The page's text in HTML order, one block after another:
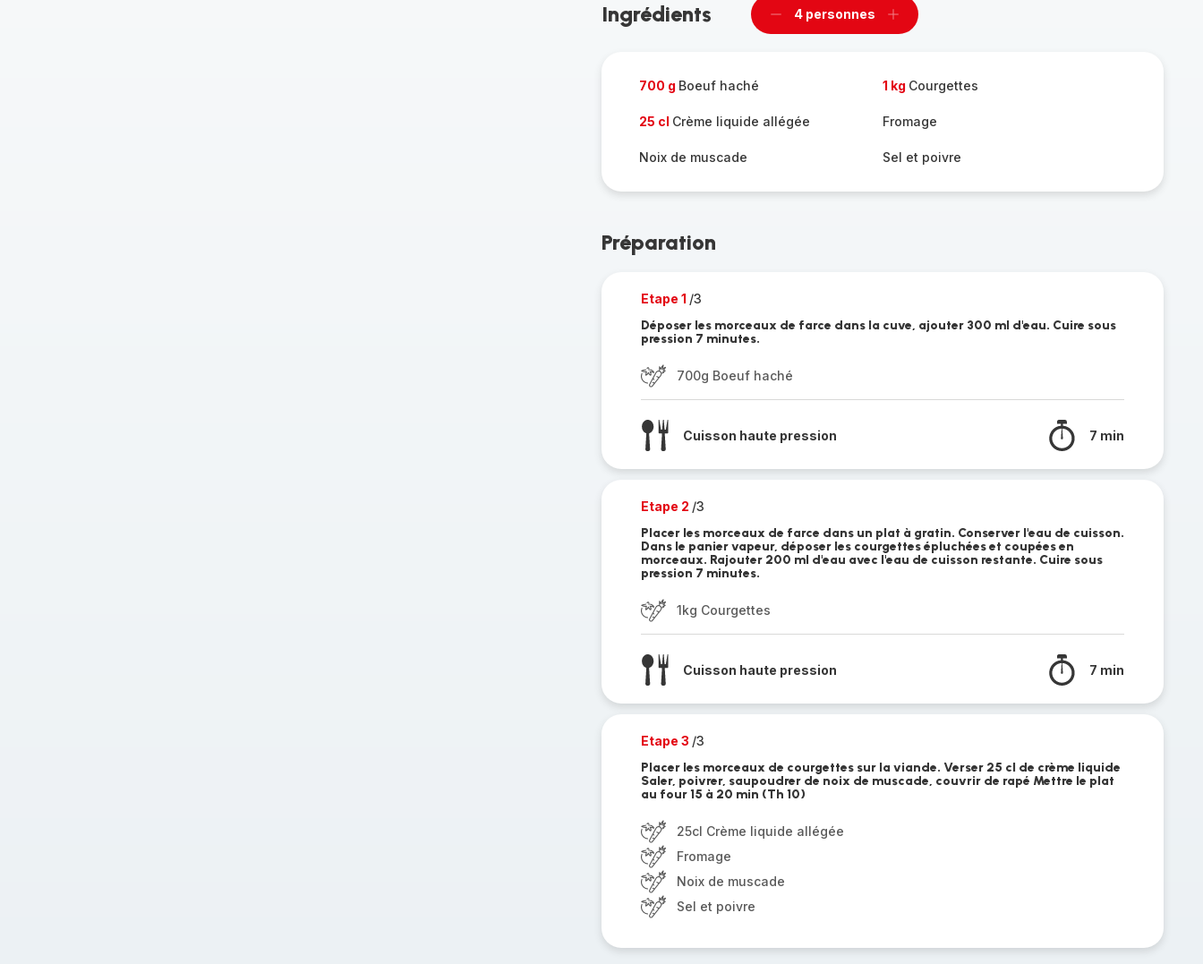
Ingrédients
Supprimer
4 personnes
Ajouter
700 g Boeuf haché 1 kg Courgettes
25 cl Crème liquide allégée Fromage
Noix de muscade Sel et poivre
Préparation
Etape 1 /3
Déposer les morceaux de farce dans la cuve, ajouter 300 ml d'eau. Cuire sous
pression 7 minutes.
700g Boeuf haché
Cuisson haute pression 7 min
Etape 2 /3
Placer les morceaux de farce dans un plat à gratin. Conserver l'eau de cuisson.
Dans le panier vapeur, déposer les courgettes épluchées et coupées en
morceaux. Rajouter 200 ml d'eau avec l'eau de cuisson restante. Cuire sous
pression 7 minutes.
1kg Courgettes
Cuisson haute pression 7 min
Etape 3 /3
Placer les morceaux de courgettes sur la viande. Verser 25 cl de crème liquide
Saler, poivrer, saupoudrer de noix de muscade, couvrir de rapé Mettre le plat
au four 15 à 20 min (Th 10)
25cl Crème liquide allégée
Fromage
Noix de muscade
Sel et poivre